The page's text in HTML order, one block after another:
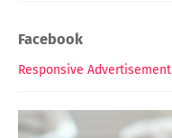
Facebook
Responsive Advertisement